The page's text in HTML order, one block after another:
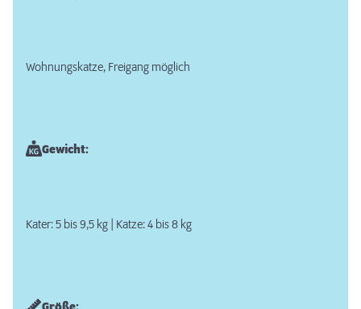
Wohnungskatze, Freigang möglich
Gewicht:
Kater: 5 bis 9,5 kg | Katze: 4 bis 8 kg